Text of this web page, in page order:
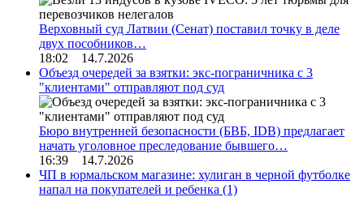
Верховный суд Латвии (Сенат) поставил точку в деле
двух пособников…
18:02 14.7.2026
Объезд очередей за взятки: экс-пограничника с 3
"клиентами" отправляют под суд
Бюро внутренней безопасности (БВБ, IDB) предлагает
начать уголовное преследование бывшего…
16:39 14.7.2026
ЧП в юрмальском магазине: хулиган в черной футболке
напал на покупателей и ребенка (1)